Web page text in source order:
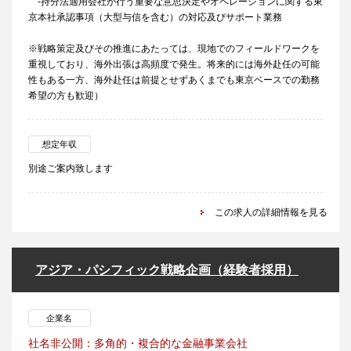
京本社承認事項（大型与信を含む）の対応及びサポート業務
※戦略策定及びその推進にあたっては、現地でのフィールドワークを
重視しており、海外出張は高頻度で発生。将来的には海外赴任の可能
性もある一方、海外赴任は前提とせずあくまでも東京ベースでの勤務
希望の方も歓迎）
想定年収
別途ご案内致します
この求人の詳細情報を見る
アジア・パシフィック戦略企画（経験者採用）
企業名
社名非公開：多角的・複合的な金融事業会社